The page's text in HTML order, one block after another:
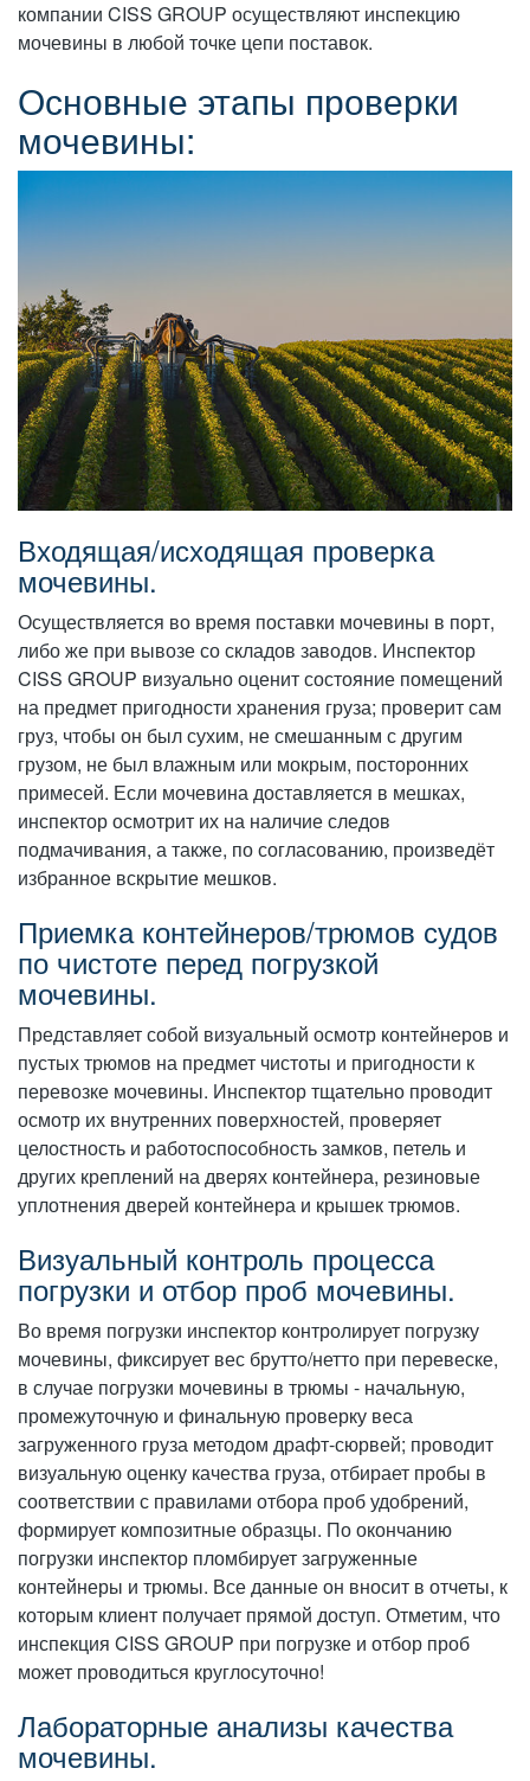
компании CISS GROUP осуществляют инспекцию
мочевины в любой точке цепи поставок.
Основные этапы проверки
мочевины:
Входящая/исходящая проверка
мочевины.
Осуществляется во время поставки мочевины в порт,
либо же при вывозе со складов заводов. Инспектор
CISS GROUP визуально оценит состояние помещений
на предмет пригодности хранения груза; проверит сам
груз, чтобы он был сухим, не смешанным с другим
грузом, не был влажным или мокрым, посторонних
примесей. Если мочевина доставляется в мешках,
инспектор осмотрит их на наличие следов
подмачивания, а также, по согласованию, произведёт
избранное вскрытие мешков.
Приемка контейнеров/трюмов судов
по чистоте перед погрузкой
мочевины.
Представляет собой визуальный осмотр контейнеров и
пустых трюмов на предмет чистоты и пригодности к
перевозке мочевины. Инспектор тщательно проводит
осмотр их внутренних поверхностей, проверяет
целостность и работоспособность замков, петель и
других креплений на дверях контейнера, резиновые
уплотнения дверей контейнера и крышек трюмов.
Визуальный контроль процесса
погрузки и отбор проб мочевины.
Во время погрузки инспектор контролирует погрузку
мочевины, фиксирует вес брутто/нетто при перевеске,
в случае погрузки мочевины в трюмы - начальную,
промежуточную и финальную проверку веса
загруженного груза методом драфт-сюрвей; проводит
визуальную оценку качества груза, отбирает пробы в
соответствии с правилами отбора проб удобрений,
формирует композитные образцы. По окончанию
погрузки инспектор пломбирует загруженные
контейнеры и трюмы. Все данные он вносит в отчеты, к
которым клиент получает прямой доступ. Отметим, что
инспекция CISS GROUP при погрузке и отбор проб
может проводиться круглосуточно!
Лабораторные анализы качества
мочевины.